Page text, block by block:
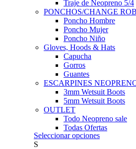
Traje de Neopreno 5/4
PONCHOS/CHANGE
Poncho Hombre
Poncho Mujer
Poncho Niño
Gloves, Hoods & Hats
Capucha
Gorros
Guantes
ESCARPINES
3mm Wetsuit Boots
5mm Wetsuit Boots
OUTLET
Todo Neopreno sale
Todas Ofertas
Seleccionar opcionesEste
S